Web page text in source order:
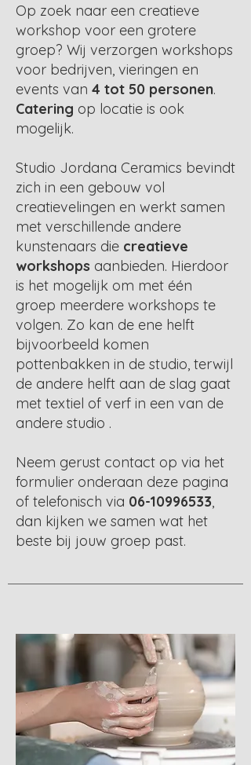
Op zoek naar een creatieve
workshop voor een grotere
groep? Wij verzorgen workshops
voor bedrijven, vieringen en
events van 4 tot 50 personen.
Catering op locatie is ook
mogelijk.
Studio Jordana Ceramics bevindt
zich in een gebouw vol
creatievelingen en werkt samen
met verschillende andere
kunstenaars die creatieve
workshops aanbieden. Hierdoor
is het mogelijk om met één
groep meerdere workshops te
volgen. Zo kan de ene helft
bijvoorbeeld komen
pottenbakken in de studio, terwijl
de andere helft aan de slag gaat
met textiel of verf in een van de
andere studio .
Neem gerust contact op via het
formulier onderaan deze pagina
of telefonisch via 06-10996533,
dan kijken we samen wat het
beste bij jouw groep past.